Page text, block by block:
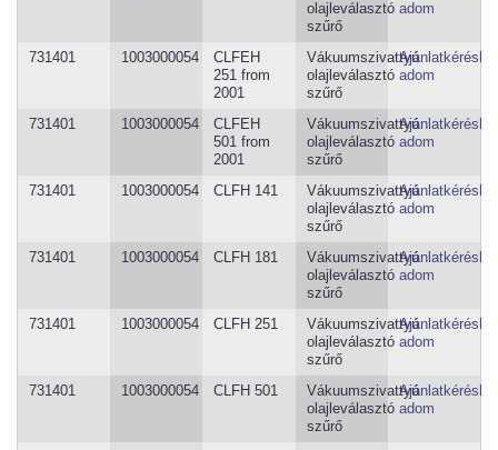
olajleválasztó
szűrő
adom
731401 1003000054
CLFEH
251 from
2001
Vákuumszivattyú
olajleválasztó
szűrő
adom
731401 1003000054
CLFEH
501 from
2001
Vákuumszivattyú
olajleválasztó
szűrő
adom
731401 1003000054 CLFH 141
Vákuumszivattyú
olajleválasztó
szűrő
adom
731401 1003000054 CLFH 181
Vákuumszivattyú
olajleválasztó
szűrő
adom
731401 1003000054 CLFH 251
Vákuumszivattyú
olajleválasztó
szűrő
adom
731401 1003000054 CLFH 501
Vákuumszivattyú
olajleválasztó
szűrő
adom